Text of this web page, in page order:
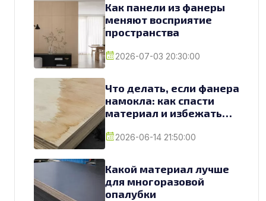
Как панели из фанеры
меняют восприятие
пространства
2026-07-03 20:30:00
Что делать, если фанера
намокла: как спасти
материал и избежать
2026-06-14 21:50:00
Какой материал лучше
для многоразовой
опалубки